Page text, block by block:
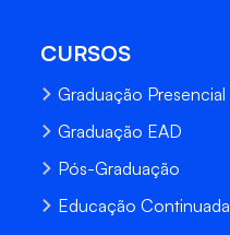
CURSOS
Graduação Presencial
Graduação EAD
Pós-Graduação
Educação Continuada